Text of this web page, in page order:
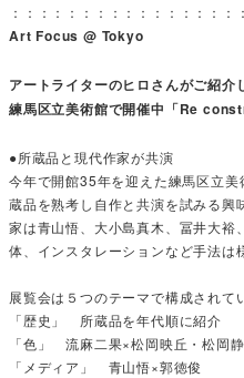
：：：：：：：：：：：：：：：
Art Focus @ Tokyo
アートライターのヒロさんがご紹介
練馬区立美術館で開催中「Re
●所蔵品と現代作家が共演
今年で開館35年を迎えた練馬区立
蔵品を熟考し自作と共演を試みる
家は青山悟、大小島真木、冨井大裕
体、インスタレーションなど手法は
展覧会は５つのテーマで構成されて
「歴史」 所蔵品を年代順に紹介
「色」 流麻二果×松岡映丘・松岡
「メディア」 青山悟×郭徳俊